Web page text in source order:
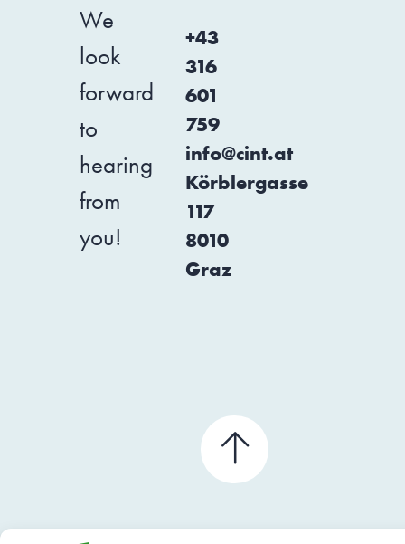
We
look
forward
to
hearing
from
you!
Körblergasse
117
8010
Graz
+43
316
601
759
info@cint.at